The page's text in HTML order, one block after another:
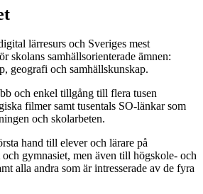
lärresurs och Sveriges mest
skolans samhällsorienterade ämnen:
geografi och samhällskunskap.
och enkel tillgång till flera tusen
filmer samt tusentals SO-länkar som
och skolarbeten.
hand till elever och lärare på
och gymnasiet, men även till högskole- och
alla andra som är intresserade av de fyra